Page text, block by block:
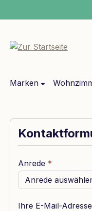
Zur
Marken
Anrede *
Ihre E-Mail-Adresse